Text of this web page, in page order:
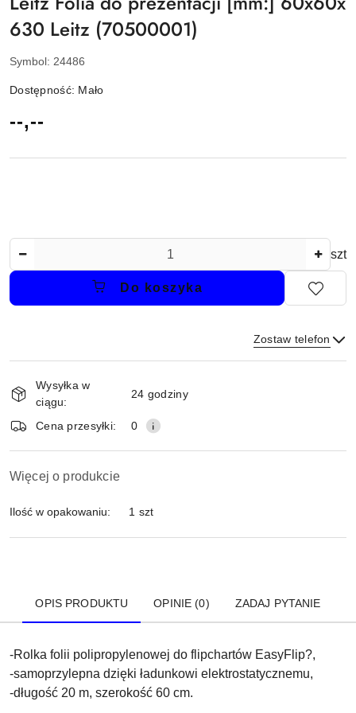
630 Leitz (70500001)
Symbol: 24486
Dostępność: Mało
cena:
--,--
szt
Do koszyka
Zostaw telefon
i
dostawa
Wysyłka w
ciągu:
24 godziny
Cena przesyłki: 0
Więcej o produkcie
Ilość w opakowaniu: 1 szt
OPIS PRODUKTU OPINIE (0) ZADAJ PYTANIE
-Rolka folii polipropylenowej do flipchartów EasyFlip?,
-samoprzylepna dzięki ładunkowi elektrostatycznemu,
-długość 20 m, szerokość 60 cm.